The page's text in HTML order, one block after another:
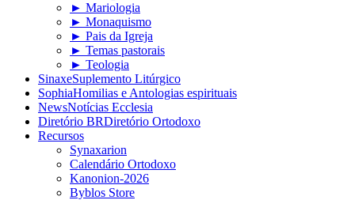
► Mariologia
► Monaquismo
► Pais da Igreja
► Temas pastorais
► Teologia
SinaxeSuplemento Litúrgico
SophiaHomilias e Antologias espirituais
NewsNotícias Ecclesia
Diretório BRDiretório Ortodoxo
Recursos
Synaxarion
Calendário Ortodoxo
Kanonion-2026
Byblos Store